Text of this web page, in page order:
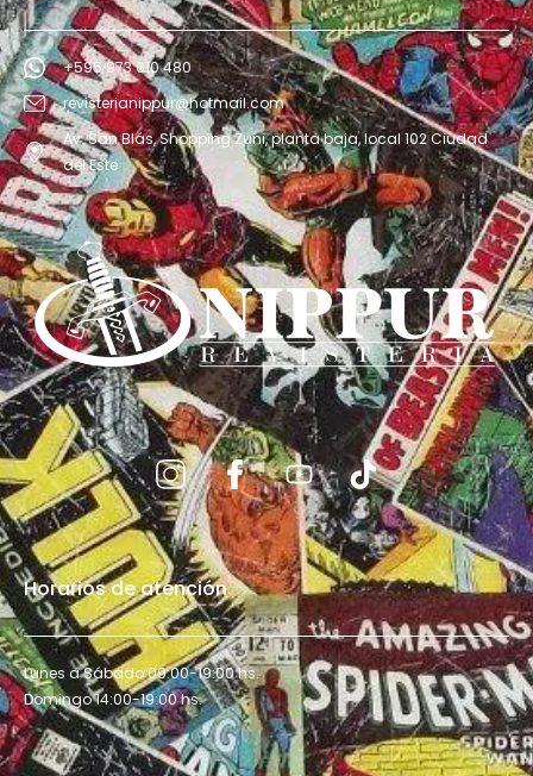
+595 973 610 480
revisterianippur@hotmail.com
Av. San Blás, Shopping Zuni, planta baja, local 102 Ciudad
del Este
Horarios de atención
Lunes a Sábado 09:00-19:00 hs.
Domingo 14:00-19:00 hs.